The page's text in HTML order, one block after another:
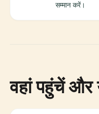
सम्मान करें।
वहां पहुंचें और